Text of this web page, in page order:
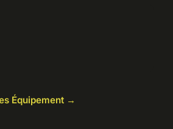
Équipement →